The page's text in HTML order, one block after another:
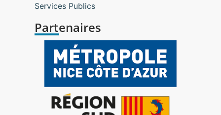
Services Publics
Partenaires